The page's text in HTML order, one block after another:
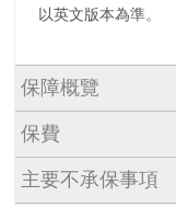
以英文版本為準。
保障概覽
保費
主要不承保事項